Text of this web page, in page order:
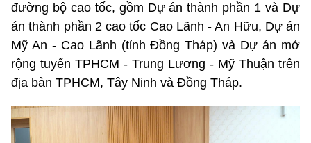
đường bộ cao tốc, gồm Dự án thành phần 1 và Dự
án thành phần 2 cao tốc Cao Lãnh - An Hữu, Dự án
Mỹ An - Cao Lãnh (tỉnh Đồng Tháp) và Dự án mở
rộng tuyến TPHCM - Trung Lương - Mỹ Thuận trên
địa bàn TPHCM, Tây Ninh và Đồng Tháp.